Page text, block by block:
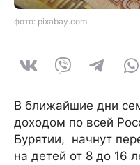
фото: pixabay.com
В ближайшие дни
доходом по всей
Бурятии, начнут
на детей от 8 до 16